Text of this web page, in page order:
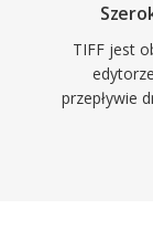
TIFF jest
przepływie